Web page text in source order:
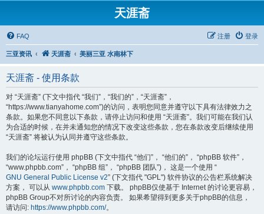
天涯斋
FAQ 登录
注册
三亚资讯 天涯斋 美丽三亚 水南林下
天涯斋 - 使用条款
对 “天涯斋” (下文中指代 “我们”，“我们的”，“天涯斋”，
“https://www.tianyahome.com”)的访问，表明您同意并遵守以下具有法律效力之
条款。如果您不同意以下条款，请停止访问和使用 “天涯斋”。我们可能在我们认
为合适的时候，在并未通知您的情况下改变这些条款，您在条款改变后继续使用
“天涯斋” 将被认为认同并遵守这些条款。
我们的论坛运行使用 phpBB (下文中指代 “他们”， “他们的”， “phpBB 软件”，
“www.phpbb.com”， “phpBB 组”， “phpBB 团队”)， 这是一个使用 “
GNU General Public License v2” (下文指代 "GPL") 软件协议的公告栏系统解决
方案， 可以从 www.phpbb.com 下载。 phpBB仅使基于 Internet 的讨论更容易，
phpBB Group不对所讨论的内容负责。 如果希望得到更多关于phpBB的信息，
请访问: https://www.phpbb.com/。